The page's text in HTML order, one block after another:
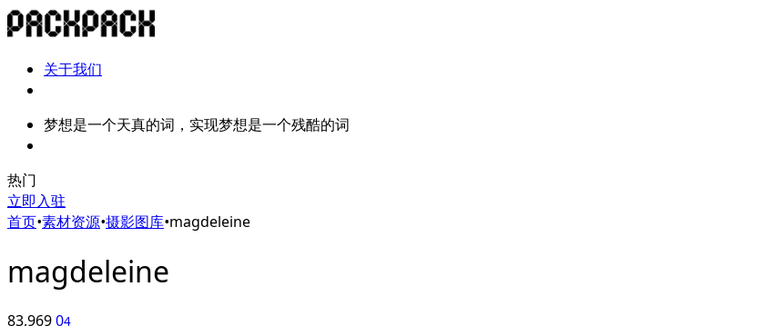
关于我们
梦想是一个天真的词，实现梦想是一个残酷的词
热门
立即入驻
首页•素材资源•摄影图库•magdeleine
magdeleine
83,96904